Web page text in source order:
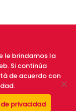
le brindamos la
Si continúa
de acuerdo con
privacidad